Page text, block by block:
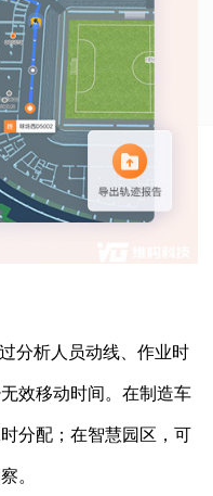
分析人员动线、作业时
效移动时间。在制造车
分配；在智慧园区，可
。